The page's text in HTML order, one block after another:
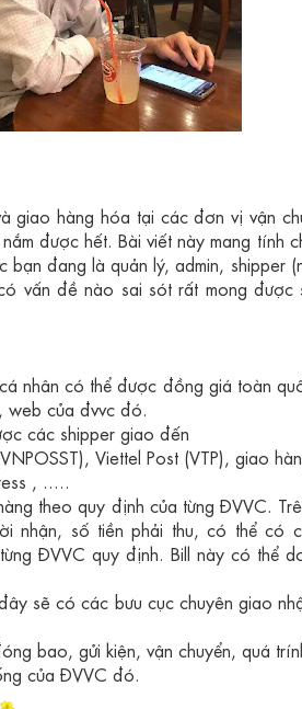
giao hàng hóa tại cácđơn vị vận
được hết. Bài viết này mang tính
đang là quản lý, admin, shipper
vấn đề nào sai sót rất mong
nhân có thể được đồng giá toàn
của đvvc đó.
các shipper giao đến
Viettel Post (VTP), giao
, .....
theo quy định của từng ĐVVC.
nhận, số tiền phải thu, có thể có
ĐVVC quy định. Bill này có thể
sẽ có các bưu cục chuyên giao
bao, gửi kiện, vận chuyển, quá
của ĐVVC đó.